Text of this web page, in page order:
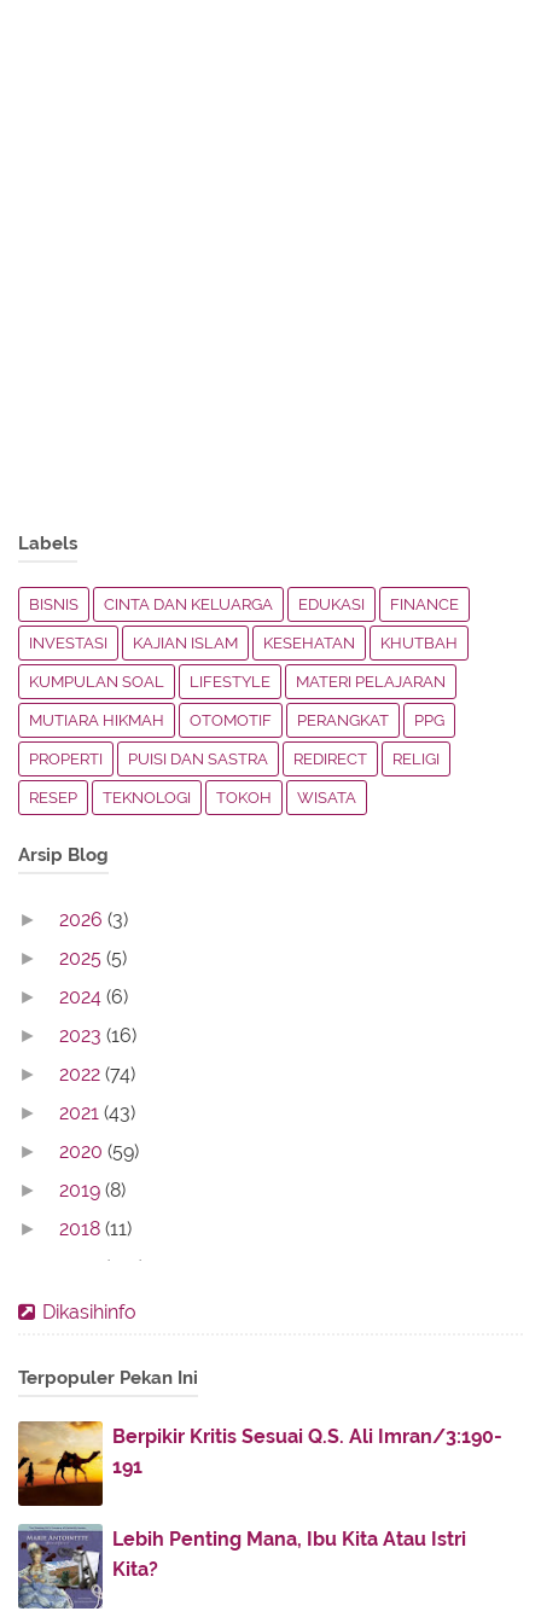
Labels
BISNIS CINTA DAN KELUARGA EDUKASI FINANCE
INVESTASI KAJIAN ISLAM KESEHATAN KHUTBAH
KUMPULAN SOAL LIFESTYLE MATERI PELAJARAN
MUTIARA HIKMAH OTOMOTIF PERANGKAT PPG
PROPERTI PUISI DAN SASTRA REDIRECT RELIGI
RESEP TEKNOLOGI TOKOH WISATA
Arsip Blog
► 2026 (3)
► 2025 (5)
► 2024 (6)
► 2023 (16)
► 2022 (74)
► 2021 (43)
► 2020 (59)
► 2019 (8)
► 2018 (11)
(142)
► 2016(11)
► 2012(86)
▼ 2011
► November
► July(51)
► June(38)
▼ May
Dikasihinfo
Terpopuler Pekan Ini
Berpikir Kritis Sesuai Q.S. Ali Imran/3:190-
191
Lebih Penting Mana, Ibu Kita Atau Istri
Kita?